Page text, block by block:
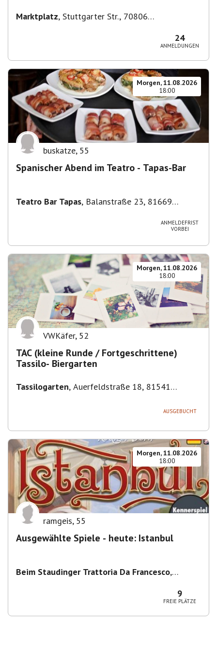
Marktplatz, Stuttgarter Str., 70806
24
ANMELDUNGEN
Morgen, 11.08.2026
18:00
buskatze, 55
Spanischer Abend im Teatro - Tapas-Bar
Teatro Bar Tapas, Balanstraße 23, 81669
ANMELDEFRIST
VORBEI
Morgen, 11.08.2026
18:00
VWKäfer, 52
TAC (kleine Runde / Fortgeschrittene)
Tassilo- Biergarten
Tassilogarten, Auerfeldstraße 18, 81541
AUSGEBUCHT
Morgen, 11.08.2026
18:00
ramgeis, 55
Ausgewählte Spiele - heute: Istanbul
Beim Staudinger Trattoria Da Francesco,
9
FREIE PLÄTZE